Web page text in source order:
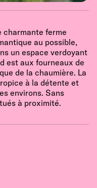
charmante ferme
au possible,
un espace verdoyant
est aux fourneaux de
de la chaumière. La
à la détente et
environs. Sans
à proximité.